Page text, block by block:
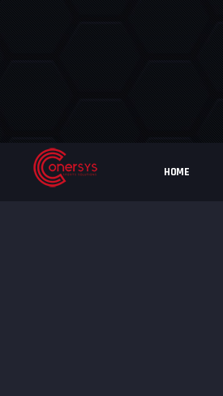
HOME